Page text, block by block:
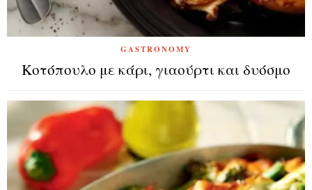
GASTRONOMY
Κοτόπουλο με κάρι, γιαούρτι και δυόσμο